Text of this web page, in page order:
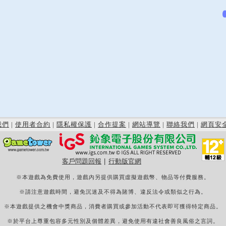
們 | 使用者合約 | 隱私權保護 | 合作提案 | 網站導覽 | 聯絡我們 | 網頁安
客戶問題回報 行動版官網
※本遊戲為免費使用，遊戲內另提供購買虛擬遊戲幣、物品等付費服務。
※請注意遊戲時間，避免沉迷及不得為賭博、違反法令或類似之行為。
※本遊戲提供之機會中獎商品，消費者購買或參加活動不代表即可獲得特定商品。
※於平台上尊重包容多元性別及個體差異，避免使用有違社會善良風俗之言詞。